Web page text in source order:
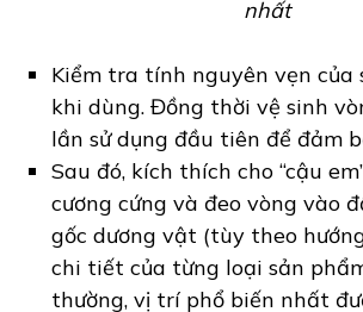
nhất
Kiểm tra tính nguyên vẹn của
khi dùng. Đồng thời vệ sinh
lần sử dụng đầu tiên để đảm
Sau đó, kích thích cho “cậu
cương cứng và đeo vòng vào
gốc dương vật (tùy theo
chi tiết của từng loại sản
thường, vị trí phổ biến nhất